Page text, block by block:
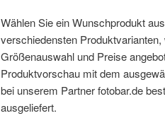
Wählen Sie ein Wunschprodukt
verschiedensten
Größenauswahl und Preise
Produktvorschau mit dem
bei unserem Partner fotobar.de
ausgeliefert.